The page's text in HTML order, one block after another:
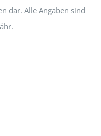
dar. Alle Angaben sind